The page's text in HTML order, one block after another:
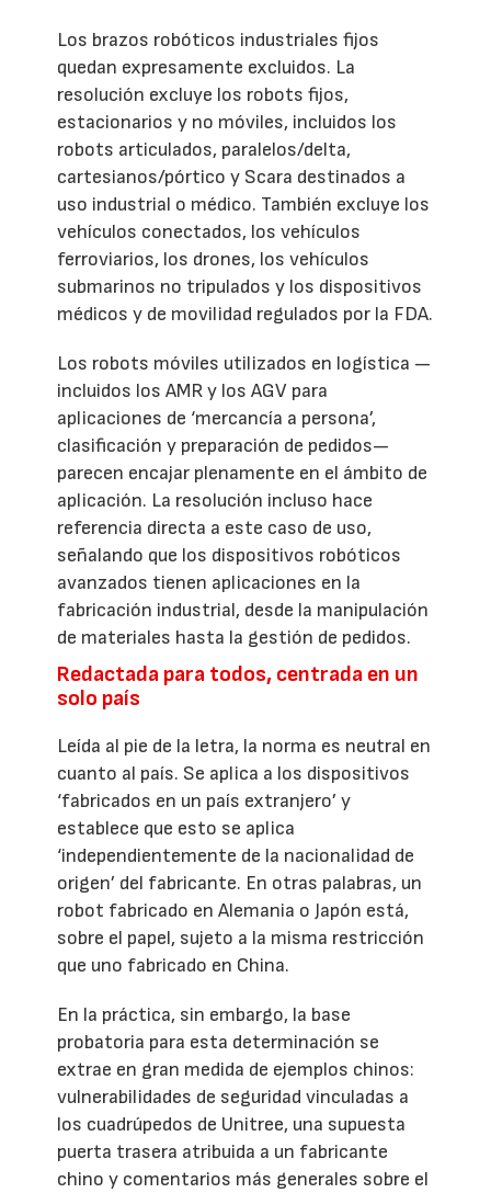
Los brazos robóticos industriales fijos
quedan expresamente excluidos. La
resolución excluye los robots fijos,
estacionarios y no móviles, incluidos los
robots articulados, paralelos/delta,
cartesianos/pórtico y Scara destinados a
uso industrial o médico. También excluye los
vehículos conectados, los vehículos
ferroviarios, los drones, los vehículos
submarinos no tripulados y los dispositivos
médicos y de movilidad regulados por la FDA.
Los robots móviles utilizados en logística —
incluidos los AMR y los AGV para
aplicaciones de ‘mercancía a persona’,
clasificación y preparación de pedidos—
parecen encajar plenamente en el ámbito de
aplicación. La resolución incluso hace
referencia directa a este caso de uso,
señalando que los dispositivos robóticos
avanzados tienen aplicaciones en la
fabricación industrial, desde la manipulación
de materiales hasta la gestión de pedidos.
Redactada para todos, centrada en un
solo país
Leída al pie de la letra, la norma es neutral en
cuanto al país. Se aplica a los dispositivos
‘fabricados en un país extranjero’ y
establece que esto se aplica
‘independientemente de la nacionalidad de
origen’ del fabricante. En otras palabras, un
robot fabricado en Alemania o Japón está,
sobre el papel, sujeto a la misma restricción
que uno fabricado en China.
En la práctica, sin embargo, la base
probatoria para esta determinación se
extrae en gran medida de ejemplos chinos:
vulnerabilidades de seguridad vinculadas a
los cuadrúpedos de Unitree, una supuesta
puerta trasera atribuida a un fabricante
chino y comentarios más generales sobre el